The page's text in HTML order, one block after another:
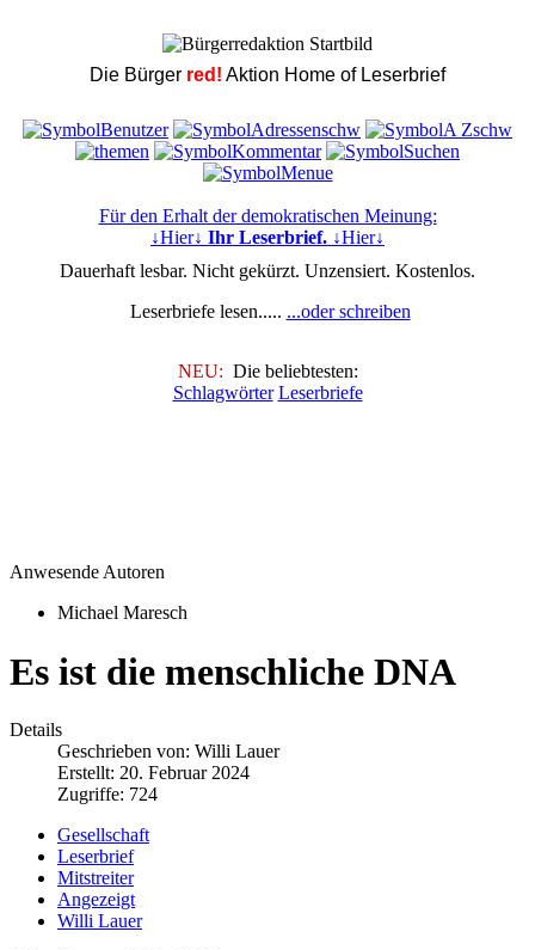
Die Bürger red! Aktion Home of Leserbrief
Für den Erhalt der demokratischen Meinung:
↓Hier↓ Ihr Leserbrief. ↓Hier↓
Dauerhaft lesbar. Nicht gekürzt. Unzensiert. Kostenlos.
Leserbriefe lesen..... ...oder schreiben
NEU: Die beliebtesten:
Schlagwörter Leserbriefe
Anwesende Autoren
Michael Maresch
Es ist die menschliche DNA
Details
Geschrieben von: Willi Lauer
Erstellt: 20. Februar 2024
Zugriffe: 724
Gesellschaft
Leserbrief
Mitstreiter
Angezeigt
Willi Lauer